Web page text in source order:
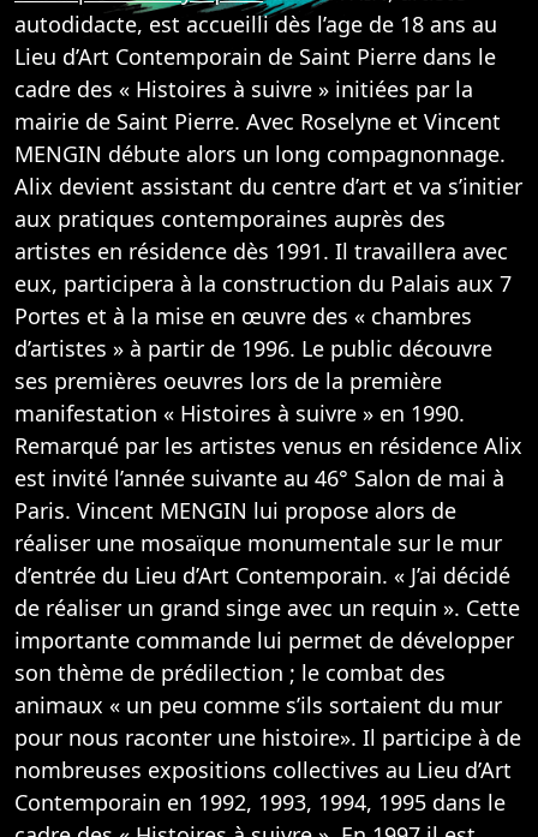
autodidacte, est accueilli dès l’age de 18 ans au
Lieu d’Art Contemporain de Saint Pierre dans le
cadre des « Histoires à suivre » initiées par la
mairie de Saint Pierre. Avec Roselyne et Vincent
MENGIN débute alors un long compagnonnage.
Alix devient assistant du centre d’art et va s’initier
aux pratiques contemporaines auprès des
artistes en résidence dès 1991. Il travaillera avec
eux, participera à la construction du Palais aux 7
Portes et à la mise en œuvre des « chambres
d’artistes » à partir de 1996. Le public découvre
ses premières oeuvres lors de la première
manifestation « Histoires à suivre » en 1990.
Remarqué par les artistes venus en résidence Alix
est invité l’année suivante au 46° Salon de mai à
Paris. Vincent MENGIN lui propose alors de
réaliser une mosaïque monumentale sur le mur
d’entrée du Lieu d’Art Contemporain. « J’ai décidé
de réaliser un grand singe avec un requin ». Cette
importante commande lui permet de développer
son thème de prédilection ; le combat des
animaux « un peu comme s’ils sortaient du mur
pour nous raconter une histoire». Il participe à de
nombreuses expositions collectives au Lieu d’Art
Contemporain en 1992, 1993, 1994, 1995 dans le